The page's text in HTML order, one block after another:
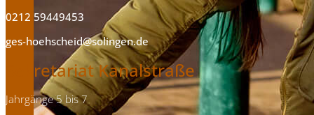
0212 59449453
ges-hoehscheid@solingen.de
Sekretariat Kanalstraße
Jahrgänge 5 bis 7